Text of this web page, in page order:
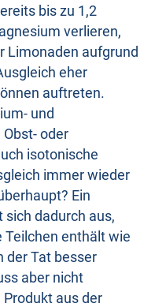
bis zu 1,2
verlieren,
Limonaden aufgrund
eher
auftreten.
und
oder
isotonische
immer wieder
Ein
sich dadurch aus,
Teilchen enthält wie
der Tat besser
aber nicht
aus der